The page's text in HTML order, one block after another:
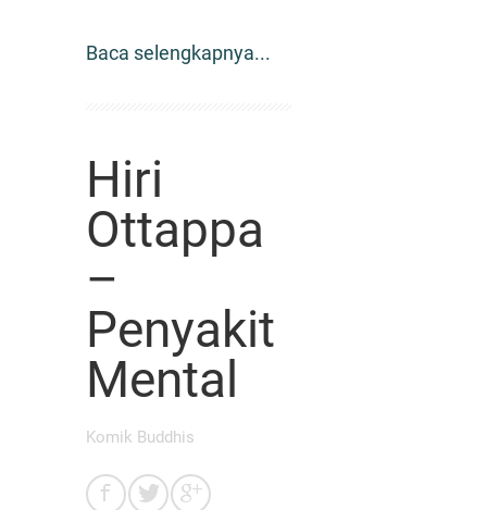
Baca selengkapnya...
Hiri
Ottappa
–
Penyakit
Mental
Komik Buddhis